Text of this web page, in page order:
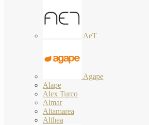
AeT
Agape
Alape
Alex Turco
Almar
Altamarea
Althea